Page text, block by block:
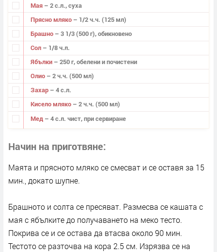
Мая – 2 с.л., суха
Прясно мляко – 1/2 ч.ч. (125 мл)
Брашно – 3 1/3 (500 г), обикновено
Сол – 1/8 ч.л.
Ябълки – 250 г, обелени и почистени
Олио – 2 ч.ч. (500 мл)
Захар – 4 с.л.
Кисело мляко – 2 ч.ч. (500 мл)
Мед – 4 с.л. чист, при сервиране
Начин на приготвяне
Маята и прясното мляко се смесват и се оставя за 15
мин., докато шупне.
Брашното и солта се пресяват. Размесва се кашата с
мая с ябълките до получаването на меко тесто.
Покрива се и се остава да втасва около 90 мин.
Тестото се разточва на кора 2.5 см. Изрязва се на